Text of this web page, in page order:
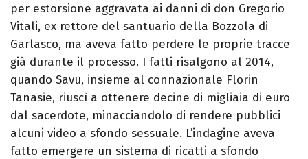
per estorsione aggravata ai danni di don Gregorio
Vitali, ex rettore del santuario della Bozzola di
Garlasco, ma aveva fatto perdere le proprie tracce
già durante il processo. I fatti risalgono al 2014,
quando Savu, insieme al connazionale Florin
Tanasie, riuscì a ottenere decine di migliaia di euro
dal sacerdote, minacciandolo di rendere pubblici
alcuni video a sfondo sessuale. L’indagine aveva
fatto emergere un sistema di ricatti a sfondo